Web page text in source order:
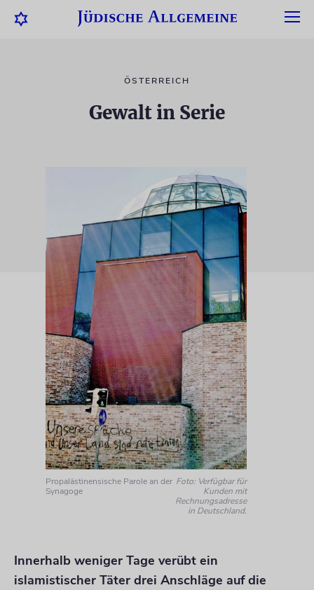
ÖSTERREICH
Gewalt in Serie
Propalästinensische Parole an der
Synagoge
Foto: Verfügbar für
Kunden mit
Rechnungsadresse
in Deutschland.
Innerhalb weniger Tage verübt ein
islamistischer Täter drei Anschläge auf die